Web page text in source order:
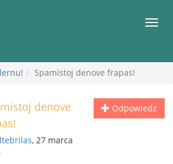
Spamistoj denove frapas!
Odpowiedz
denove
, 27 marca